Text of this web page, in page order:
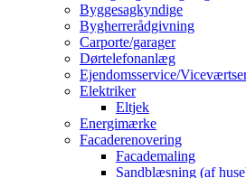
Byggesagkyndige
Bygherrerådgivning
Carporte/garager
Dørtelefonanlæg
Ejendomsservice/
Elektriker
Eltjek
Energimærke
Facaderenovering
Facademaling
Sandblæsning (af